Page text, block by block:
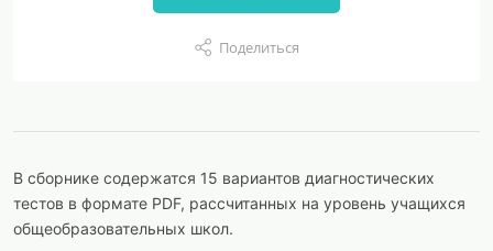
Поделиться
В сборнике содержатся 15 вариантов диагностических
тестов в формате PDF, рассчитанных на уровень учащихся
общеобразовательных школ.